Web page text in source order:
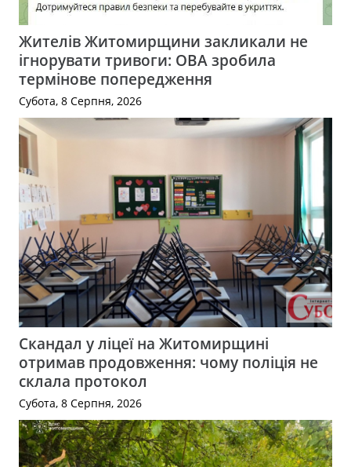
Жителів Житомирщини закликали не
ігнорувати тривоги: ОВА зробила
термінове попередження
Субота, 8 Серпня, 2026
Скандал у ліцеї на Житомирщині
отримав продовження: чому поліція не
склала протокол
Субота, 8 Серпня, 2026